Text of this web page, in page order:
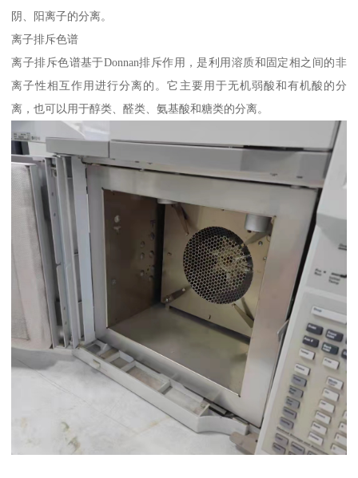
阴、阳离子的分离。
离子排斥色谱
离子排斥色谱基于Donnan排斥作用，是利用溶质和固定相之间的非
离子性相互作用进行分离的。它主要用于无机弱酸和有机酸的分
离，也可以用于醇类、醛类、氨基酸和糖类的分离。